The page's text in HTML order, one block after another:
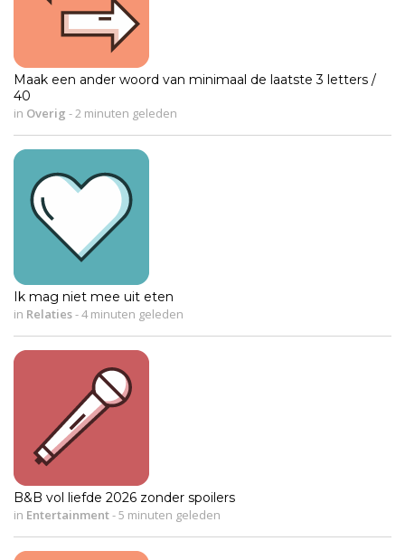
Maak een ander woord van minimaal de laatste 3 letters /
40
in Overig - 2 minuten geleden
Ik mag niet mee uit eten
in Relaties-4 minuten geleden
B&B vol liefde 2026 zonder spoilers
in Entertainment-5 minuten geleden